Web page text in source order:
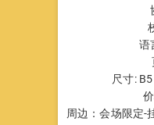
语
尺寸:
周边：会场限定-